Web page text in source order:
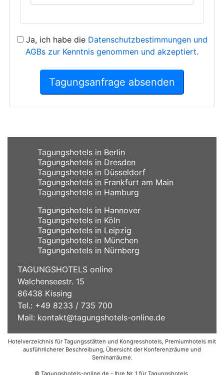
Ja, ich habe die Datenschutzbestimmungen und
AGBs zur Kenntnis genommen und akzeptiert.
Tagungsanfrage absenden
Tagungshotels in Berlin
Tagungshotels in Dresden
Tagungshotels in Düsseldorf
Tagungshotels in Frankfurt am Main
Tagungshotels in Hamburg
Tagungshotels in Hannover
Tagungshotels in Köln
Tagungshotels in Leipzig
Tagungshotels in München
Tagungshotels in Nürnberg
TAGUNGSHOTELS online
Walchenseestr. 15
86438 Kissing
Tel.: +49 8233 / 735 700
Mail: kontakt@tagungshotels-online.de
Hotelverzeichnis für Tagungsstätten und Kongresshotels, Premiumhotels mit
ausführlicherer Beschreibung, Übersicht der Konferenzräume und
Seminarräume.